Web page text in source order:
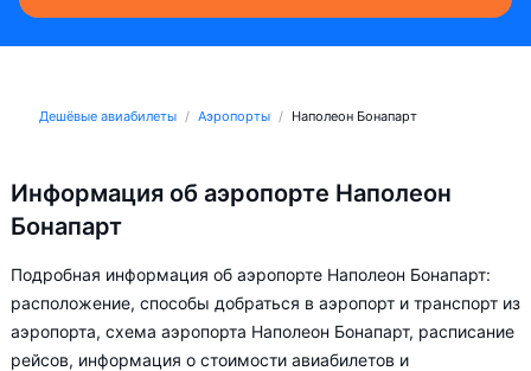
Дешёвые авиабилеты Аэропорты Наполеон Бонапарт
Информация об аэропорте Наполеон
Бонапарт
Подробная информация об аэропорте Наполеон Бонапарт:
расположение, способы добраться в аэропорт и транспорт из
аэропорта, схема аэропорта Наполеон Бонапарт, расписание
рейсов, информация о стоимости авиабилетов и